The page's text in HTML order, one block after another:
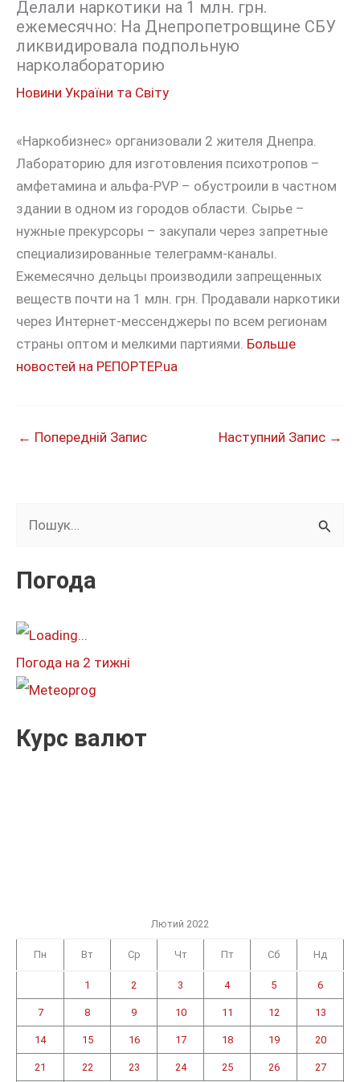
Делали наркотики на 1 млн. грн.
ежемесячно: На Днепропетровщине СБУ
ликвидировала подпольную
нарколабораторию
Новини України та Світу
«Наркобизнес» организовали 2 жителя Днепра.
Лабораторию для изготовления психотропов –
амфетамина и альфа-PVP – обустроили в частном
здании в одном из городов области. Сырье –
нужные прекурсоры – закупали через запретные
специализированные телеграмм-каналы.
Ежемесячно дельцы производили запрещенных
веществ почти на 1 млн. грн. Продавали наркотики
через Интернет-мессенджеры по всем регионам
страны оптом и мелкими партиями. Больше
новостей на РЕПОРТЕР.ua
← Попередній Запис Наступний Запис →
к
т
:
Погода
Погода на 2 тижні
Курс валют
Лютий 2022
Пн Вт Ср Чт Пт Сб Нд
1 2 3 4 5 6
7 8 9 10 11 12 13
14 15 16 17 18 19 20
21 22 23 24 25 26 27